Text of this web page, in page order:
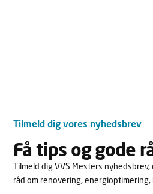
Tilmeld dig vores nyhedsbrev
Få tips og gode
Tilmeld dig VVS Mesters
råd om renovering,